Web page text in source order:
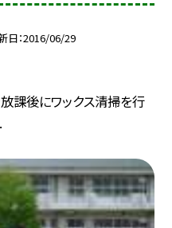
日 2016/06/29
課後にワックス清掃を行